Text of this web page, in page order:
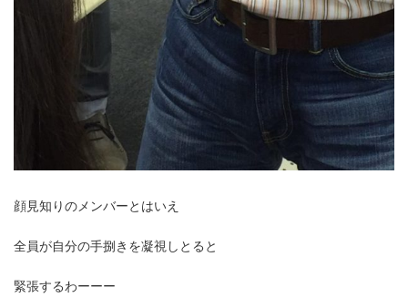
顔見知りのメンバーとはいえ
全員が自分の手捌きを凝視しとると
緊張するわーーー